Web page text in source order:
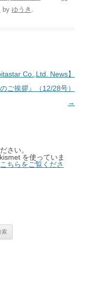
by ゆうき .
Co.,Ltd. News】
のご挨拶』（12/28号）
→
さい。
を使っていま
ちらをご覧くださ